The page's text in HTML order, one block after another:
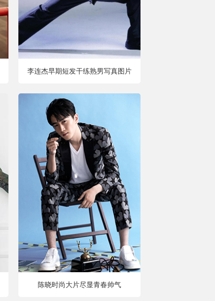
李连杰早期短发干练熟男写真图片
陈晓时尚大片尽显青春帅气